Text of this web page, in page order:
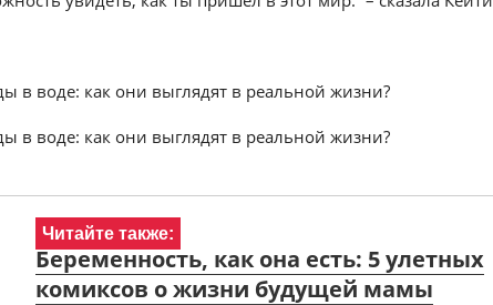
Читайте также:
Беременность, как она есть: 5 улетных
комиксов о жизни будущей мамы